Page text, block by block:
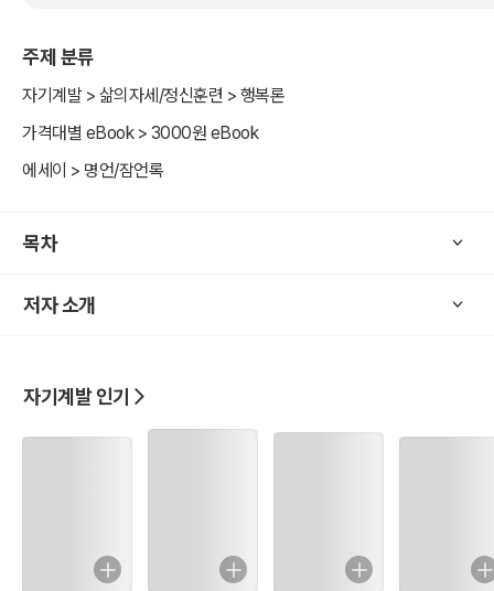
주제 분류
자기계발 > 삶의자세/정신훈련 > 행복론
가격대별 eBook > 3000원 eBook
에세이 > 명언/잠언록
목차
저자 소개
자기계발 인기